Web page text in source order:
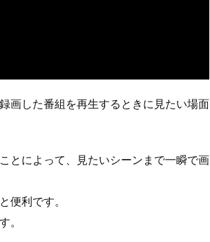
画した番組を再生するときに見たい場面
とによって、見たいシーンまで一瞬で画
便利です。
。